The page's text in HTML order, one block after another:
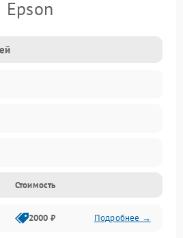
Epson
Стоимость
2000 ₽ Подробнее →